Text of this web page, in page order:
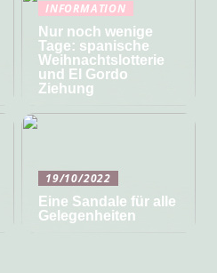
INFORMATION
Nur noch wenige
Tage: spanische
Weihnachtslotterie
und El Gordo
Ziehung
19/10/2022
Eine Sandale für alle
Gelegenheiten